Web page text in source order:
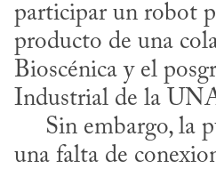
participar un robot
producto de una
Bioscénica y el
Industrial de la
una falta de